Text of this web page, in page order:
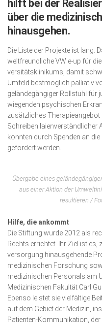
Wirtschaft, Recht,
Zahn, Mund, Kiefer
Allgemein
Sehen
Innovationen
Kampf gegen Krebs
Hören
Lebensart
hilft bei der
über die
hinausgehen.
Die Liste der Projekte ist lang.
weltfreundliche VW e-up für
versitätsklinikums, damit
Umfeld bestmöglich palliativ
geländegängiger Rollstuhl für
wiegenden psychischen
zusätzliches
Schreiben laienverständlicher
konnten durch Spenden an
gefördert werden.
Übergabe eines
aus einer Aktion der
resultieren /
Hilfe, die ankommt
Die Stiftung wurde 2012 als
Rechts errichtet. Ihr Ziel ist
versorgung hinausgehende
medi­zinischen For­schung
medizinischen Personals am
Medizinischen Fakultät Carl
Ebenso leistet sie vielfältige
auf dem Gebiet der Medizin,
Patienten-Kommuni­kation,